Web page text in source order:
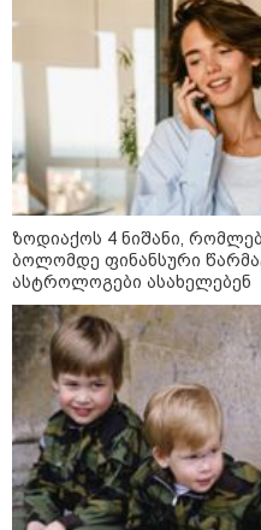
კატეგორიის ყველა
2008
ომის
ზოდიაქოს 4 ნიშანი,
ბოლომდე ფინანსური
ასტროლოგები ასახელებენ